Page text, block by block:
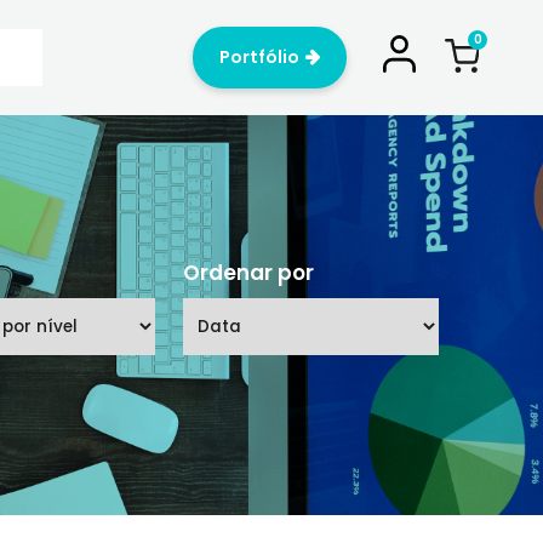
Portfólio
Nível Ordenar